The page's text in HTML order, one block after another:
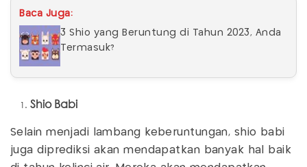
Baca Juga:
3 Shio yang Beruntung di Tahun 2023, Anda
Termasuk?
Shio Babi
Selain menjadi lambang keberuntungan, shio babi
juga diprediksi akan mendapatkan banyak hal baik